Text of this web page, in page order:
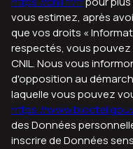
vous estimez, après
que vos droits «
respectés, vous
CNIL. Nous vous
d'opposition au
laquelle vous pouvez
https://
des Données
inscrire de Données